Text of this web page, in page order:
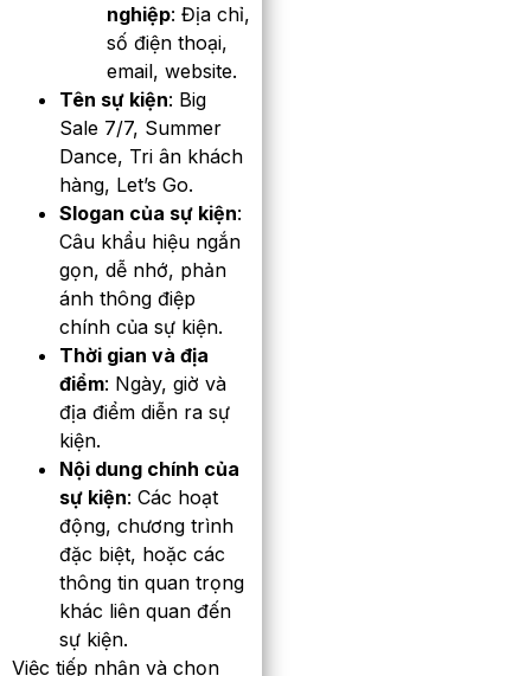
nghiệp: Địa chỉ,
số điện thoại,
email, website.
Tên sự kiện: Big
Sale 7/7, Summer
Dance, Tri ân khách
hàng, Let’s Go.
Slogan của sự kiện:
Câu khẩu hiệu ngắn
gọn, dễ nhớ, phản
ánh thông điệp
chính của sự kiện.
Thời gian và địa
điểm: Ngày, giờ và
địa điểm diễn ra sự
kiện.
Nội dung chính của
sự kiện: Các hoạt
động, chương trình
đặc biệt, hoặc các
thông tin quan trọng
khác liên quan đến
sự kiện.
Việc tiếp nhận và chọn